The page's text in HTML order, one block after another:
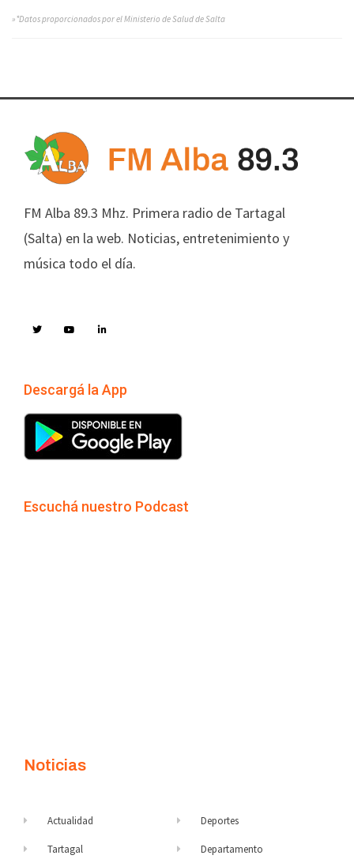
»*Datos proporcionados por el Ministerio de Salud de Salta
FM Alba 89.3 Mhz. Primera radio de Tartagal
(Salta) en la web. Noticias, entretenimiento y
música todo el día.
Descargá la App
Escuchá nuestro Podcast
Noticias
Actualidad
Tartagal
Deportes
Departamento